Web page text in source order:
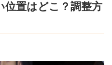
位置はどこ？調整方